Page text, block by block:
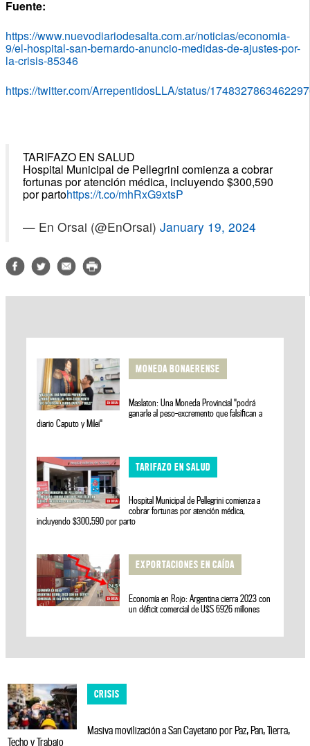
Fuente:
https://www.nuevodiariodesalta.com.ar/noticias/economia-
9/el-hospital-san-bernardo-anuncio-medidas-de-ajustes-por-
la-crisis-85346
https://twitter.com/ArrepentidosLLA/status/
TARIFAZO EN SALUD
Hospital Municipal de Pellegrini comienza a cobrar
fortunas por atención médica, incluyendo $300,590
por partohttps://t.co/mhRxG9xtsP
— En Orsai (@EnOrsai) January 19, 2024
MONEDA BONAERENSE
Maslaton: Una Moneda Provincial "podrá
ganarle al peso-excremento que falsifican a
diario Caputo y Milei"
TARIFAZO EN SALUD
Hospital Municipal de Pellegrini comienza a
cobrar fortunas por atención médica,
incluyendo $300,590 por parto
EXPORTACIONES EN CAÍDA
Economía en Rojo: Argentina cierra 2023 con
un déficit comercial de U$S 6926 millones
CRISIS
Masiva movilización a San Cayetano por Paz, Pan, Tierra,
Techo y Trabajo